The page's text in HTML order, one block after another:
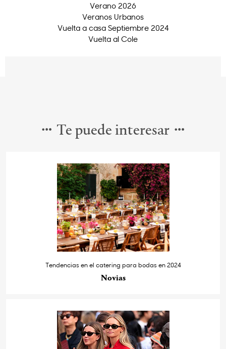
Verano 2026
Veranos Urbanos
Vuelta a casa Septiembre 2024
Vuelta al Cole
Te puede interesar
Tendencias en el catering para bodas en 2024
Novias